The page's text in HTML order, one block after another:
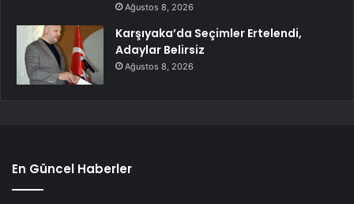
Ağustos 8, 2026
Karşıyaka’da Seçimler Ertelendi,
Adaylar Belirsiz
Ağustos 8, 2026
En Güncel Haberler